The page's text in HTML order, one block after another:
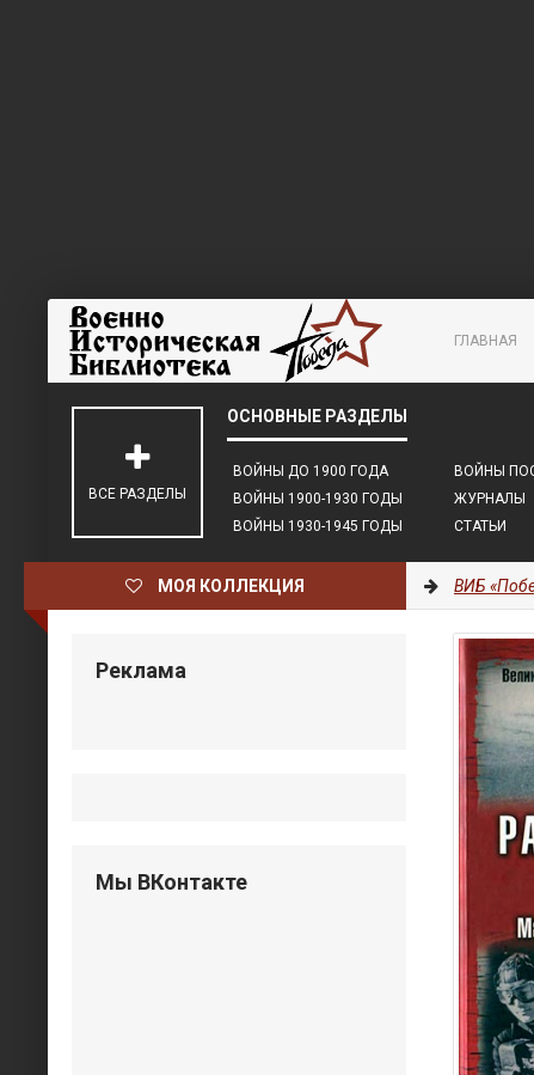
ГЛАВНАЯ
ВОЙНЫ ДО 1900 ГОДА
ВОЙНЫ 1900-1930 ГОДЫ
ВОЙНЫ 1930-1945 ГОДЫ
ВОЙНЫ
ЖУРНАЛЫ
СТАТЬИ
ВСЕ РАЗДЕЛЫ
МОЯ КОЛЛЕКЦИЯ ВИБ
Реклама
Мы ВКонтакте